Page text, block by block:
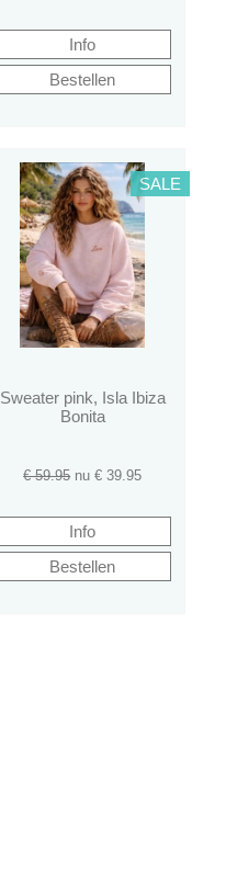
SALE
Sweater pink, Isla Ibiza
Bonita
€ 59.95 nu €39.95